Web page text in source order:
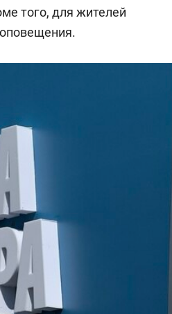
того, для жителей